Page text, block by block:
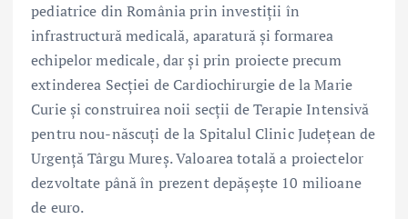
pediatrice din România prin investiții în
infrastructură medicală, aparatură și formarea
echipelor medicale, dar și prin proiecte precum
extinderea Secției de Cardiochirurgie de la Marie
Curie și construirea noii secții de Terapie Intensivă
pentru nou-născuți de la Spitalul Clinic Județean de
Urgență Târgu Mureș. Valoarea totală a proiectelor
dezvoltate până în prezent depășește 10 milioane
de euro.